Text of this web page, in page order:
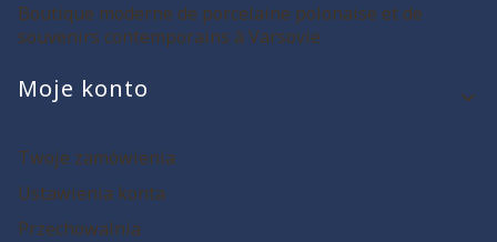
Boutique moderne de porcelaine polonaise et de
souvenirs contemporains à Varsovie
Moje konto
Twoje zamówienia
Ustawienia konta
Przechowalnia